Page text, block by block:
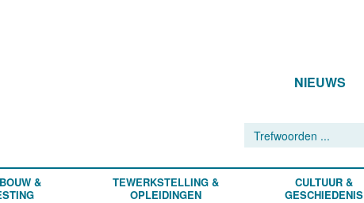
NIEUWS
&
TEWERKSTELLING &
OPLEIDINGEN
CULTUUR &
GESCHIEDENIS